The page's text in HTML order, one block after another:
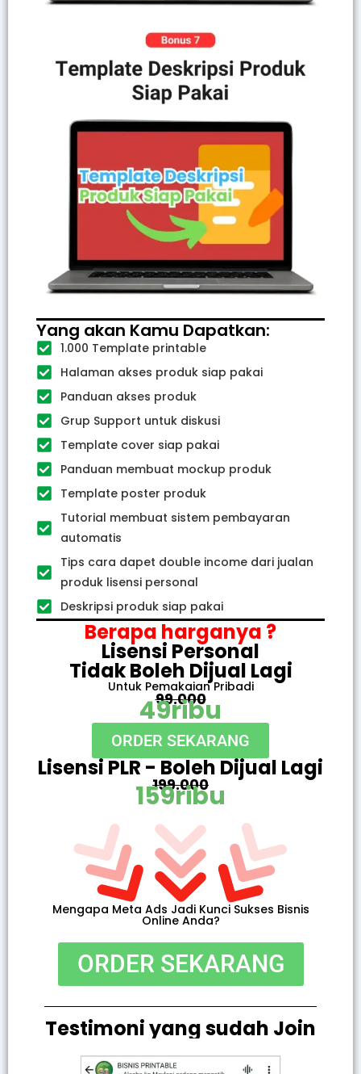
Yang akan Kamu Dapatkan:
1.000 Template printable
Halaman akses produk siap pakai
Panduan akses produk
Grup Support untuk diskusi
Template cover siap pakai
Panduan membuat mockup produk
Template poster produk
Tutorial membuat sistem pembayaran
automatis
Tips cara dapet double income dari jualan
produk lisensi personal
Deskripsi produk siap pakai
Berapa harganya ?
Lisensi Personal
Tidak Boleh Dijual Lagi
Untuk Pemakaian Pribadi
99.000
49ribu
ORDER SEKARANG
Lisensi PLR - Boleh Dijual Lagi
199.000
159ribu
Mengapa Meta Ads Jadi Kunci Sukses Bisnis
Online Anda?
ORDER SEKARANG
Testimoni yang sudah Join